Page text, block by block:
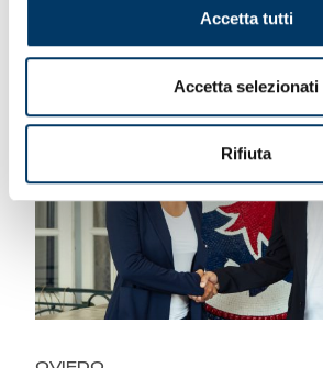
Accetta tutti
Accetta selezionati
Rifiuta